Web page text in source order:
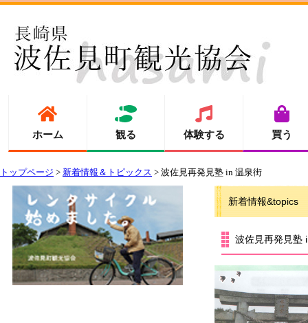
ホーム 観る 体験する 買う
トップページ > 新着情報＆トピックス > 波佐見再発見塾 in 温泉街
新着情報&topics
波佐見再発見塾